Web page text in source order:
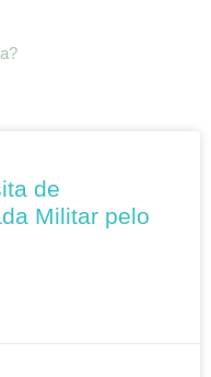
de
Militar pelo